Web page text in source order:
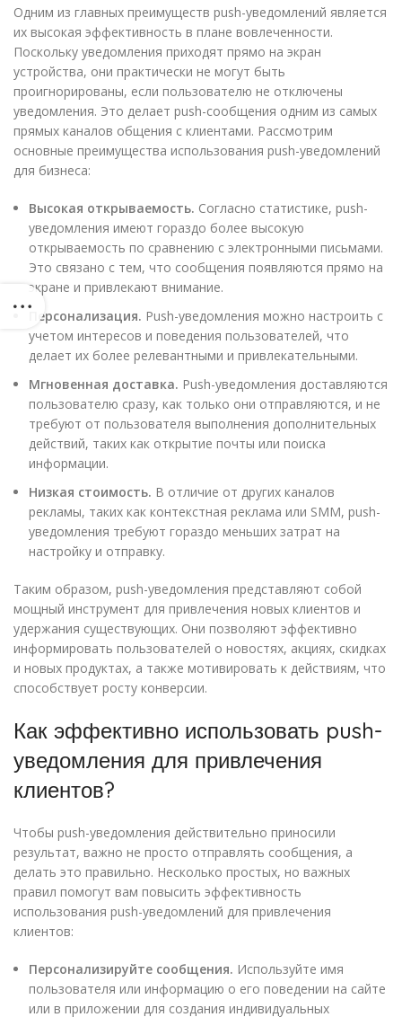
Одним из главных преимуществ push-уведомлений является
их высокая эффективность в плане вовлеченности.
Поскольку уведомления приходят прямо на экран
устройства, они практически не могут быть
проигнорированы, если пользователю не отключены
уведомления. Это делает push-сообщения одним из самых
прямых каналов общения с клиентами. Рассмотрим
основные преимущества использования push-уведомлений
для бизнеса:
Высокая открываемость. Согласно статистике, push-
уведомления имеют гораздо более высокую
открываемость по сравнению с электронными письмами.
Это связано с тем, что сообщения появляются прямо на
экране и привлекают внимание.
Персонализация. Push-уведомления можно настроить с
учетом интересов и поведения пользователей, что
делает их более релевантными и привлекательными.
Мгновенная доставка. Push-уведомления доставляются
пользователю сразу, как только они отправляются, и не
требуют от пользователя выполнения дополнительных
действий, таких как открытие почты или поиска
информации.
Низкая стоимость. В отличие от других каналов
рекламы, таких как контекстная реклама или SMM, push-
уведомления требуют гораздо меньших затрат на
настройку и отправку.
Таким образом, push-уведомления представляют собой
мощный инструмент для привлечения новых клиентов и
удержания существующих. Они позволяют эффективно
информировать пользователей о новостях, акциях, скидках
и новых продуктах, а также мотивировать к действиям, что
способствует росту конверсии.
Как эффективно использовать push-
уведомления для привлечения
клиентов?
Чтобы push-уведомления действительно приносили
результат, важно не просто отправлять сообщения, а
делать это правильно. Несколько простых, но важных
правил помогут вам повысить эффективность
использования push-уведомлений для привлечения
клиентов:
Персонализируйте сообщения. Используйте имя
пользователя или информацию о его поведении на сайте
или в приложении для создания индивидуальных